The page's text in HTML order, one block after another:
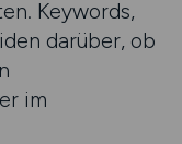
Keywords,
darüber, ob
im